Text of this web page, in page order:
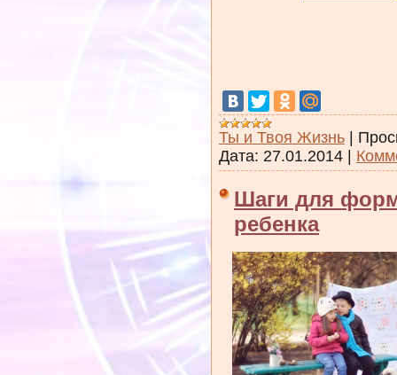
Ты и Твоя Жизнь
Дата: 27.01.2014
Шаги для
ребенка